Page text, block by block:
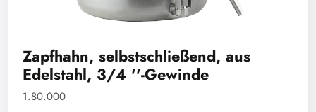
Zapfhahn, selbstschließend, aus
Edelstahl, 3/4 ''-Gewinde
1.80.000